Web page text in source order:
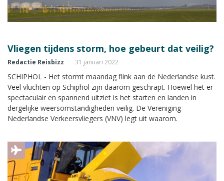
Vliegen tijdens storm, hoe gebeurt dat veilig?
Redactie Reisbizz 31 januari 2022
SCHIPHOL - Het stormt maandag flink aan de Nederlandse kust.
Veel vluchten op Schiphol zijn daarom geschrapt. Hoewel het er
spectaculair en spannend uitziet is het starten en landen in
dergelijke weersomstandigheden veilig. De Vereniging
Nederlandse Verkeersvliegers (VNV) legt uit waarom.